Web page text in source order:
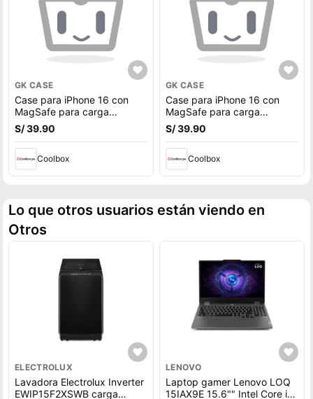
GK CASE
Case para iPhone 16 con
MagSafe para carga
inalámbrica, para accesorios
magnéticos, rígido, mate
S/ 39.90
Coolbox
GK CASE
Case para iPhone 16 con
MagSafe para carga
inalámbrica, para accesorios
magnéticos, rígido, mate
S/ 39.90
Coolbox
Lo que otros usuarios están viendo en
Otros
ELECTROLUX
Lavadora Electrolux Inverter
EWIP15F2XSWB carga
LENOVO
Laptop gamer Lenovo LOQ
15IAX9E 15.6"" Intel Core i5,